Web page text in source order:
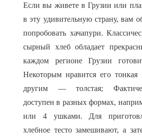
Если вы живете в Грузии или
в эту удивительную страну, вам
попробовать хачапури.
сырный хлеб обладает
каждом регионе Грузии
Некоторым нравится его тонкая
другим — толстая;
доступен в разных формах,
или 4 ушками. Для
хлебное тесто замешивают, а